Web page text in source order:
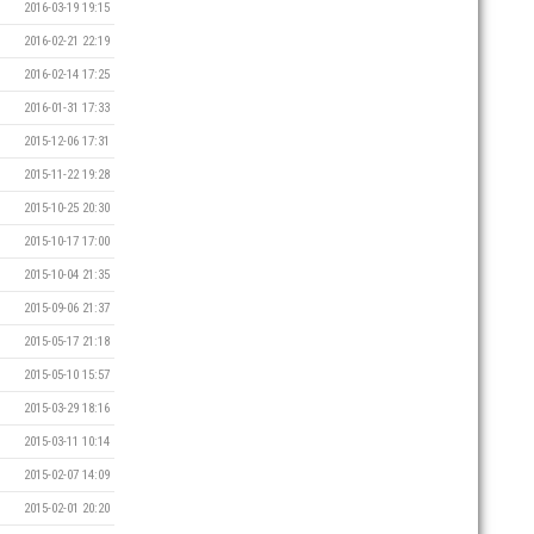
2016-03-19 19:15
2016-02-21 22:19
2016-02-14 17:25
2016-01-31 17:33
2015-12-06 17:31
2015-11-22 19:28
2015-10-25 20:30
2015-10-17 17:00
2015-10-04 21:35
2015-09-06 21:37
2015-05-17 21:18
2015-05-10 15:57
2015-03-29 18:16
2015-03-11 10:14
2015-02-07 14:09
2015-02-01 20:20